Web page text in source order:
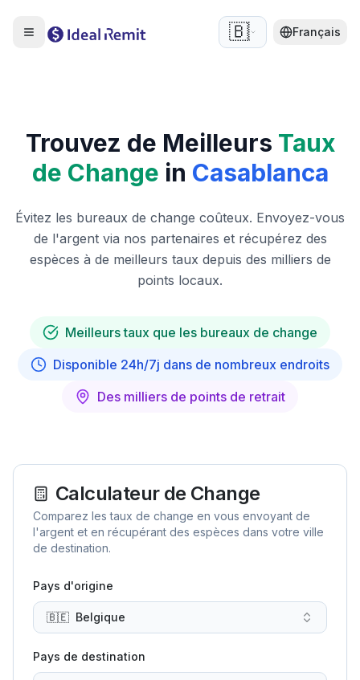
🇧🇪 Français
Trouvez de Meilleurs Taux
de Change in Casablanca
Évitez les bureaux de change coûteux. Envoyez-vous
de l'argent via nos partenaires et récupérez des
espèces à de meilleurs taux depuis des milliers de
points locaux.
Meilleurs taux que les bureaux de change
Disponible 24h/7j dans de nombreux endroits
Des milliers de points de retrait
Calculateur de Change
Comparez les taux de change en vous envoyant de
l'argent et en récupérant des espèces dans votre ville
de destination.
Pays d'origine
🇧🇪 Belgique
Pays de destination